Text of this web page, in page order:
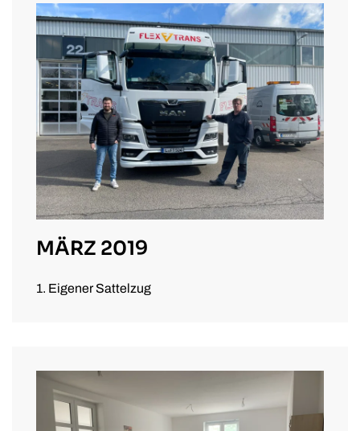
MÄRZ 2019
1. Eigener Sattelzug